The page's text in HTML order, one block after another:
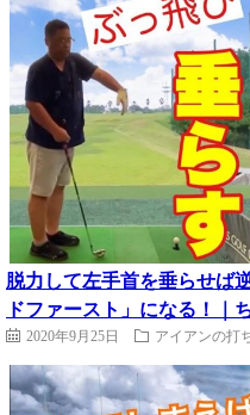
脱力して左手首を垂らせば
ドファースト」になる！｜
2020年9月25日 アイアンの打